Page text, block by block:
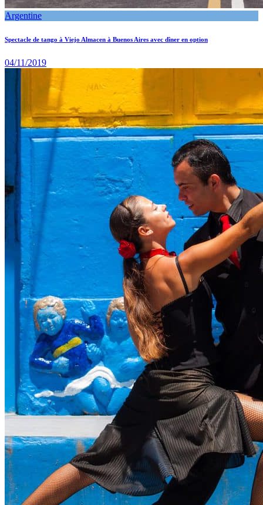
Argentine
Spectacle de tango à Viejo Almacen à Buenos Aires avec dîner en option
04/11/2019